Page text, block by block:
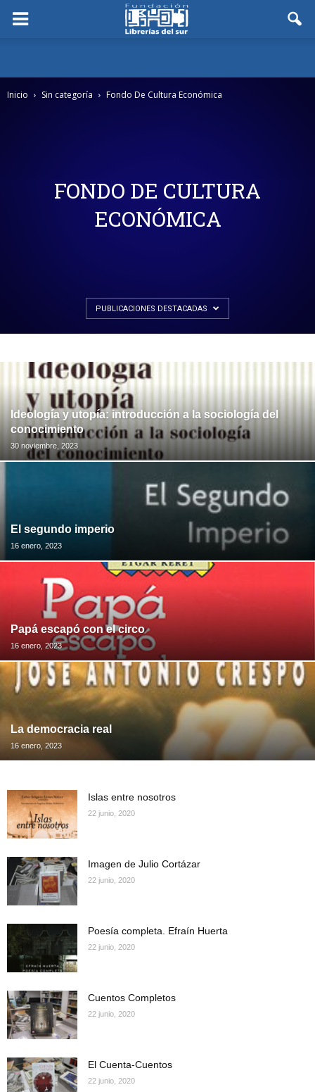
Inicio Sin categoría Fondo De Cultura Económica
FONDO DE CULTURA
ECONÓMICA
PUBLICACIONES DESTACADAS
Ideología y utopía: introducción a la sociología del
conocimiento
30 noviembre, 2023
El segundo imperio
16 enero, 2023
Papá escapó con el circo
16 enero, 2023
La democracia real
16 enero, 2023
Islas entre nosotros
22 junio, 2020
Imagen de Julio Cortázar
22 junio, 2020
Poesía completa. Efraín Huerta
22 junio, 2020
Cuentos Completos
22 junio, 2020
El Cuenta-Cuentos
22 junio, 2020